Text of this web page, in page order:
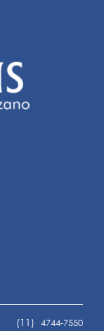
(11) 4744-7550